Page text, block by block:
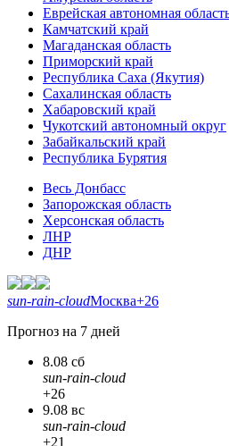
Еврейская автономная
Камчатский край
Магаданская область
Приморский край
Республика Саха (Якутия)
Сахалинская область
Хабаровский край
Чукотский автономный округ
Забайкальский край
Республика Бурятия
Весь Донбасс
Запорожская область
Херсонская область
ЛНР
ДНР
sun-rain-cloudМосква+26
Прогноз на 7 дней
8.08 сб
sun-rain-cloud
+26
9.08 вс
sun-rain-cloud
+21